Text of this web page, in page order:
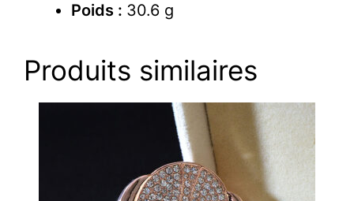
Poids : 30.6 g
Produits similaires